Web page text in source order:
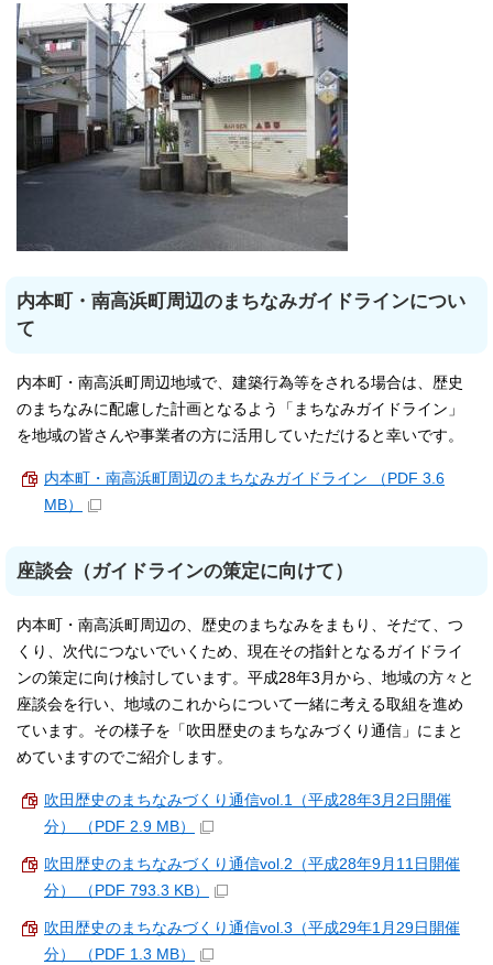
内本町・南高浜町周辺のまちなみガイドラインについ
て
内本町・南高浜町周辺地域で、建築行為等をされる場合は、歴史
のまちなみに配慮した計画となるよう「まちなみガイドライン」
を地域の皆さんや事業者の方に活用していただけると幸いです。
内本町・南高浜町周辺のまちなみガイドライン （PDF 3.6
MB）
座談会（ガイドラインの策定に向けて）
内本町・南高浜町周辺の、歴史のまちなみをまもり、そだて、つ
くり、次代につないでいくため、現在その指針となるガイドライ
ンの策定に向け検討しています。平成28年3月から、地域の方々と
座談会を行い、地域のこれからについて一緒に考える取組を進め
ています。その様子を「吹田歴史のまちなみづくり通信」にまと
めていますのでご紹介します。
吹田歴史のまちなみづくり通信vol.1（平成28年3月2日開催
分） （PDF 2.9 MB）
吹田歴史のまちなみづくり通信vol.2（平成28年9月11日開催
分） （PDF 793.3 KB）
吹田歴史のまちなみづくり通信vol.3（平成29年1月29日開催
分） （PDF 1.3 MB）